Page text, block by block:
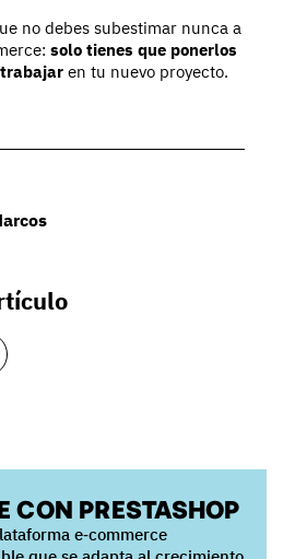
no debes subestimar nunca a
solo tienes que ponerlos
en tu nuevo proyecto.
CON PRESTASHOP
e‑commerce